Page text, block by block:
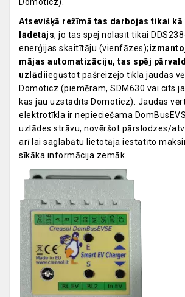
Atsevišķā režīmā tas darbojas tikai kā
lādētājs, jo tas spēj nolasīt tikai
enerģijas skaitītāju (vienfāzes);
mājas automatizāciju, tas spēj
uzlādiiegūstot pašreizējo tīkla jaudas
Domoticz (piemēram, SDM630 vai cits
kas jau uzstādīts Domoticz). Jaudas
elektrotīkla ir nepieciešama
uzlādes strāvu, novēršot pārslodzes/
arī lai saglabātu lietotāja iestatīto
sīkāka informācija zemāk.